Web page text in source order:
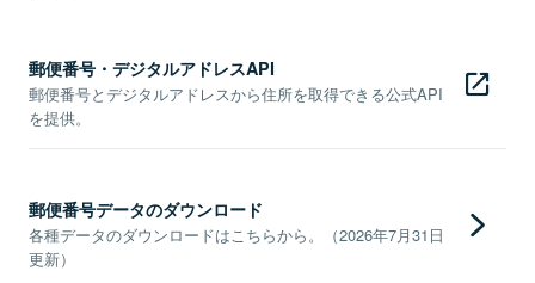
郵便番号・デジタルアドレスAPI
郵便番号とデジタルアドレスから住所を取得できる公式API
を提供。
郵便番号データのダウンロード
各種データのダウンロードはこちらから。（2026年7月31日
更新）